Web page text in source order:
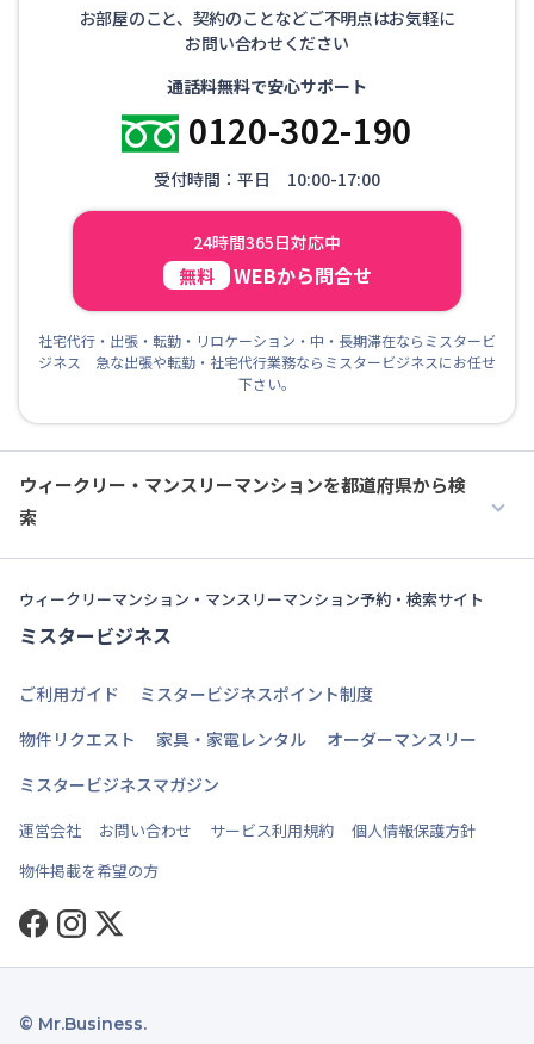
お部屋のこと、契約のことなどご不明点はお気軽に
お問い合わせください
通話料無料で安心サポート
0120-302-190
受付時間：平日 10:00-17:00
24時間365日対応中
無料 WEBから問合せ
社宅代行・出張・転勤・リロケーション・中・長期滞在ならミスタービ
ジネス 急な出張や転勤・社宅代行業務ならミスタービジネスにお任せ
下さい。
ウィークリー・マンスリーマンションを都道府県から検
索
ウィークリーマンション・マンスリーマンション予約・検索サイト
ミスタービジネス
ご利用ガイド
ミスタービジネスポイント制度
物件リクエスト
家具・家電レンタル
オーダーマンスリー
ミスタービジネスマガジン
運営会社 お問い合わせ サービス利用規約
個人情報保護方針
物件掲載を希望の方
Facebook
Instagram
Twitter
© Mr.Business.